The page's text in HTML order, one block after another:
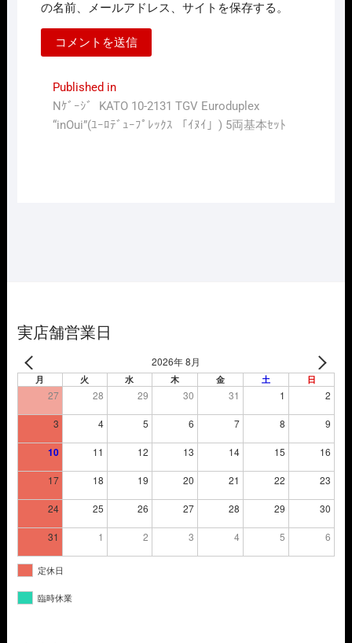
の名前、メールアドレス、サイトを保存する。
投
稿
Published in
Nｹﾞｰｼﾞ KATO 10-2131 TGV Euroduplex
“inOui”(ﾕｰﾛﾃﾞｭｰﾌﾟﾚｯｸｽ 「ｲﾇｲ」) 5両基本ｾｯﾄ
実店舗営業日
2026年 8月
月 火 水 木 金 土 日
27 28 29 30 31 1 2
3 4 5 6 7 8 9
10 11 12 13 14 15 16
17 18 19 20 21 22 23
24 25 26 27 28 29 30
31 1 2 3 4 5 6
定休日
臨時休業